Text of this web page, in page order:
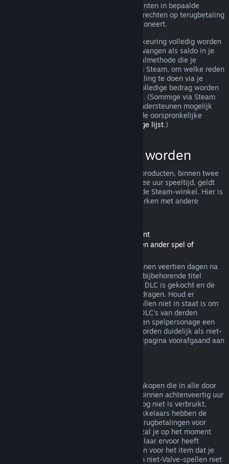
terugbetaling toch worden behandeld. Klanten in bepaalde
jurisdicties hebben mogelijk aanvullende rechten op terugbetaling
wanneer het spel niet naar behoren functioneert.
Je aankoop zal binnen een week na goedkeuring volledig worden
terugbetaald. Je zult de terugbetaling ontvangen als saldo in je
Steam-portemonnee of via dezelfde betaalmethode die je
gebruikt hebt om de aankoop te doen. Als Steam, om welke reden
dan ook, niet in staat is om een terugbetaling te doen via je
oorspronkelijke betaalmethode, zal het volledige bedrag worden
bijgeschreven aan je Steam-portemonnee. (Sommige via Steam
beschikbare betaalmethoden in je land ondersteunen mogelijk
geen terugbetaling van een aankoop via de oorspronkelijke
Klik hier voor een volledige lijst.)
Wat kan terugbetaald worden
Het aanbod tot terugbetaling van Steam-producten, binnen twee
weken na aankoop en met minder dan twee uur speeltijd, geldt
voor spellen en softwaretoepassingen in de Steam-winkel. Hier is
een overzicht van hoe terugbetalingen werken met andere
Terugbetalingen van Downloadable Content
(Steam-winkelinhoud bruikbaar binnen een ander spel of
In de Steam-winkel gekochte DLC kan binnen veertien dagen na
aankoop worden terugbetaald, zolang de bijbehorende titel
minder dan twee uur gespeeld is sinds de DLC is gekocht en de
DLC niet is verbruikt, gewijzigd of overgedragen. Houd er
rekening mee dat Steam in sommige gevallen niet in staat is om
terugbetalingen te doen voor een aantal DLC's van derden
(bijvoorbeeld als de DLC onomkeerbaar een spelpersonage een
level laat stijgen). Deze uitzonderingen worden duidelijk als niet-
terugbetaalbaar gemarkeerd op de winkelpagina voorafgaand aan
Steam biedt terugbetalingen aan voor aankopen die in alle door
Valve ontwikkelde spellen zijn gemaakt, binnen achtenveertig uur
na aankoop, zolang het item in het spel nog niet is verbruikt,
gewijzigd of overgedragen. Andere ontwikkelaars hebben de
mogelijkheid op deze voorwaarden ook terugbetalingen voor
items in hun spel in te schakelen. Steam zal je op het moment
van aankoop vertellen of de spelontwikkelaar ervoor heeft
gekozen om terugbetalingen aan te bieden voor het item dat je
koopt. Anders zijn aankopen in het spel in niet-Valve-spellen niet